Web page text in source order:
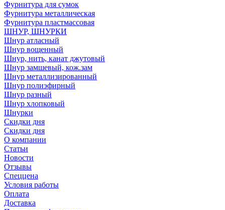
Фурнитура для сумок
Фурнитура металлическая
Фурнитура пластмассовая
ШНУР, ШНУРКИ
Шнур атласный
Шнур вощенный
Шнур, нить, канат джутовый
Шнур замшевый, кож.зам
Шнур металлизированный
Шнур полиэфирный
Шнур разный
Шнур хлопковый
Шнурки
Скидки дня
Скидки дня
О компании
Статьи
Новости
Отзывы
Спеццена
Условия работы
Оплата
Доставка